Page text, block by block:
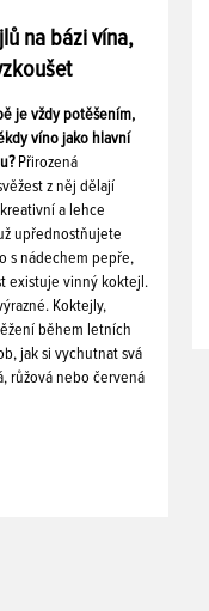
na bázi vína,
je vždy potěšením,
víno jako hlavní
Přirozená
z něj dělají
a lehce
upřednostňujete
s nádechem pepře,
existuje vinný koktejl.
Koktejly,
během letních
jak si vychutnat svá
růžová nebo červená